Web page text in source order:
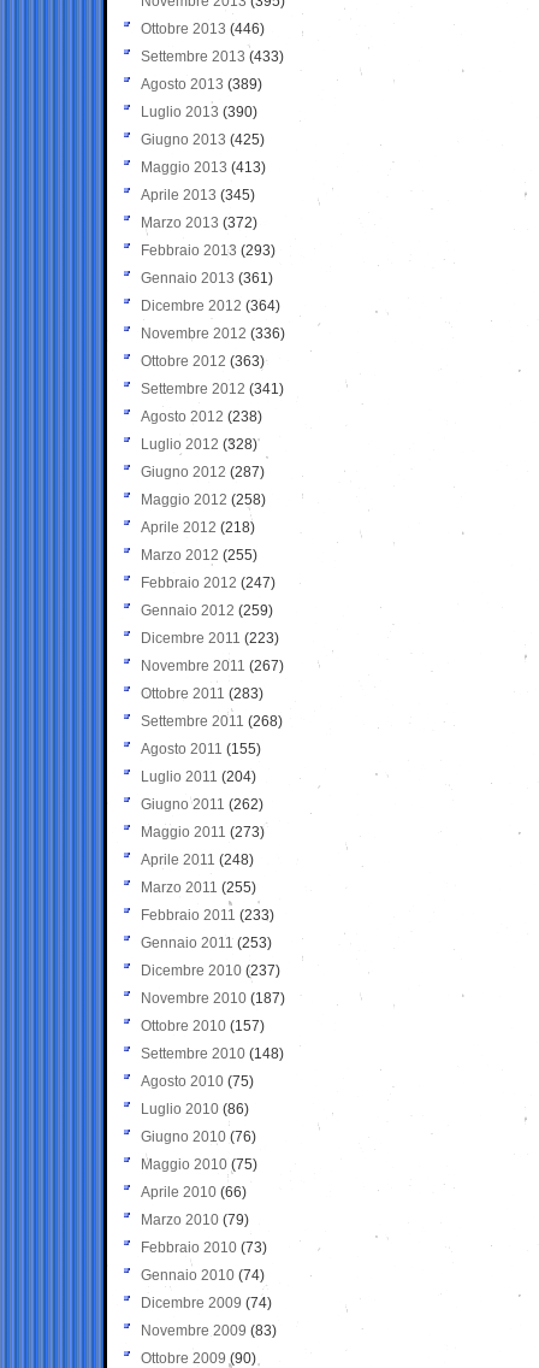
Ottobre 2013 (446)
Settembre 2013 (433)
Agosto 2013 (389)
Luglio 2013 (390)
Giugno 2013 (425)
Maggio 2013 (413)
Aprile 2013 (345)
Marzo 2013 (372)
Febbraio 2013 (293)
Gennaio 2013 (361)
Dicembre 2012 (364)
Novembre 2012 (336)
Ottobre 2012 (363)
Settembre 2012 (341)
Agosto 2012 (238)
Luglio 2012 (328)
Giugno 2012 (287)
Maggio 2012 (258)
Aprile 2012 (218)
Marzo 2012 (255)
Febbraio 2012 (247)
Gennaio 2012 (259)
Dicembre 2011 (223)
Novembre 2011 (267)
Ottobre 2011 (283)
Settembre 2011 (268)
Agosto 2011 (155)
Luglio 2011 (204)
Giugno 2011 (262)
Maggio 2011 (273)
Aprile 2011 (248)
Marzo 2011 (255)
Febbraio 2011 (233)
Gennaio 2011 (253)
Dicembre 2010 (237)
Novembre 2010 (187)
Ottobre 2010 (157)
Settembre 2010 (148)
Agosto 2010 (75)
Luglio 2010 (86)
Giugno 2010 (76)
Maggio 2010 (75)
Aprile 2010 (66)
Marzo 2010 (79)
Febbraio 2010 (73)
Gennaio 2010 (74)
Dicembre 2009 (74)
Novembre 2009 (83)
Ottobre 2009 (90)